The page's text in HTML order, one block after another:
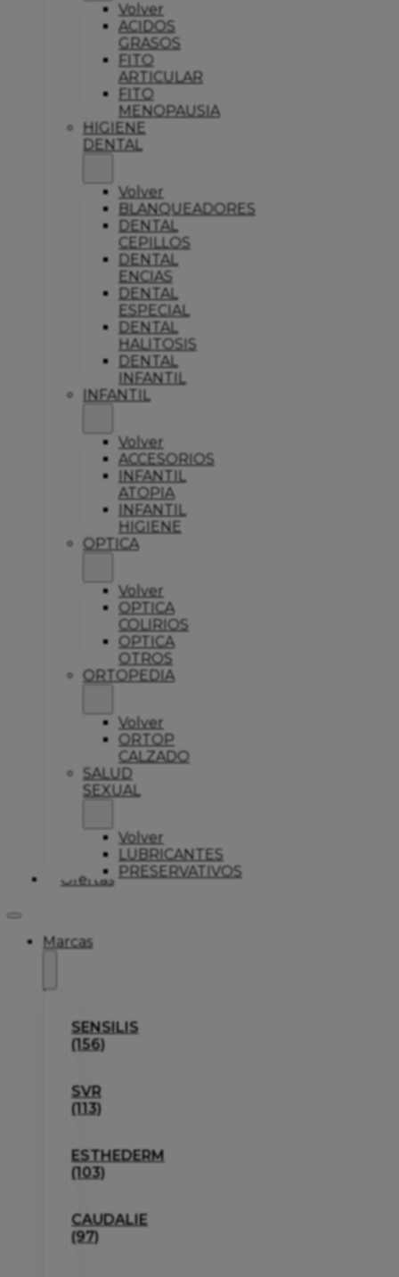
Volver
ACIDOS
GRASOS
FITO
ARTICULAR
FITO
MENOPAUSIA
HIGIENE
DENTAL
Volver
BLANQUEADORES
DENTAL
CEPILLOS
DENTAL
ENCIAS
DENTAL
ESPECIAL
DENTAL
HALITOSIS
DENTAL
INFANTIL
INFANTIL
Volver
ACCESORIOS
INFANTIL
ATOPIA
INFANTIL
HIGIENE
OPTICA
Volver
OPTICA
COLIRIOS
OPTICA
OTROS
ORTOPEDIA
Volver
ORTOP
CALZADO
SALUD
SEXUAL
Volver
LUBRICANTES
PRESERVATIVOS
Ofertas
Marcas
SENSILIS
(156)
SVR
(113)
ESTHEDERM
(103)
CAUDALIE
(97)